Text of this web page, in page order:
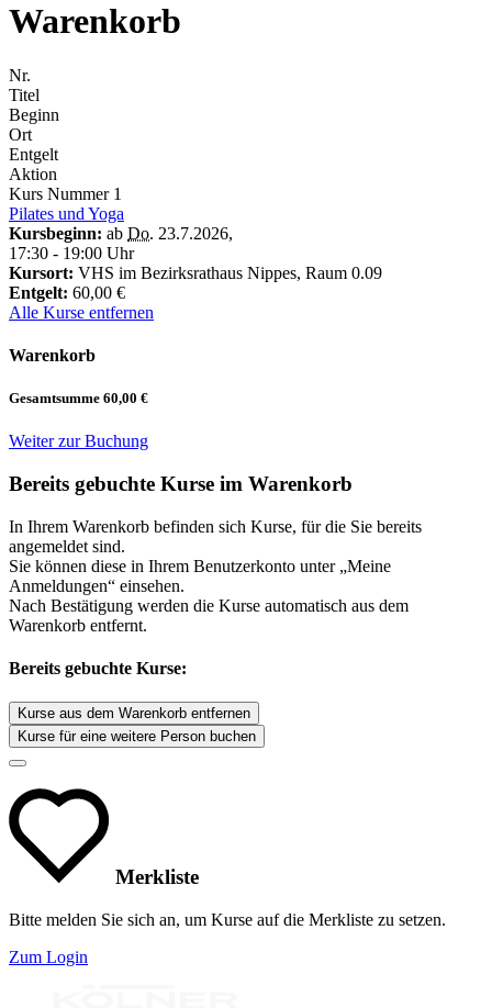
Warenkorb
Nr.
Titel
Beginn
Ort
Entgelt
Aktion
Kurs Nummer 1
Pilates und Yoga
Kursbeginn: ab Do. 23.7.2026,
17:30 - 19:00 Uhr
Kursort: VHS im Bezirksrathaus Nippes, Raum 0.09
Entgelt: 60,00 €
Alle Kurse entfernen
Warenkorb
Gesamtsumme 60,00 €
Weiter zur Buchung
Bereits gebuchte Kurse im Warenkorb
In Ihrem Warenkorb befinden sich Kurse, für die Sie bereits
angemeldet sind.
Sie können diese in Ihrem Benutzerkonto unter „Meine
Anmeldungen“ einsehen.
Nach Bestätigung werden die Kurse automatisch aus dem
Warenkorb entfernt.
Bereits gebuchte Kurse:
Kurse aus dem Warenkorb entfernen
Kurse für eine weitere Person buchen
Merkliste
Bitte melden Sie sich an, um Kurse auf die Merkliste zu setzen.
Zum Login